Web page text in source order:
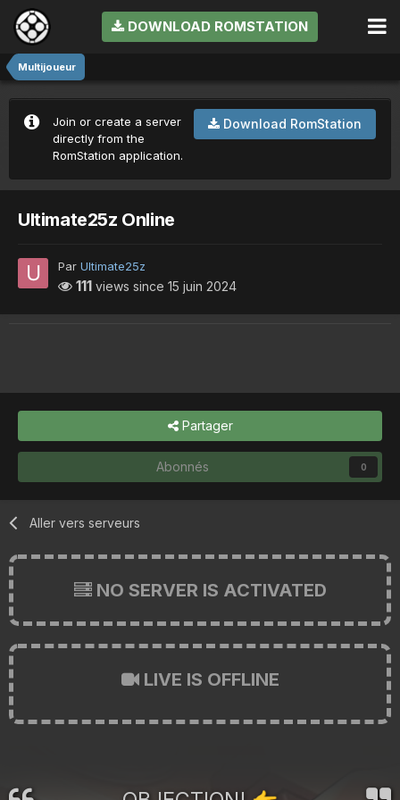
DOWNLOAD ROMSTATION
Multijoueur
Download RomStation
Join or create a server
directly from the
RomStation application.
Ultimate25z Online
Par Ultimate25z
111 views since 15 juin 2024
Partager
Abonnés 0
Aller vers serveurs
NO SERVER IS ACTIVATED
LIVE IS OFFLINE